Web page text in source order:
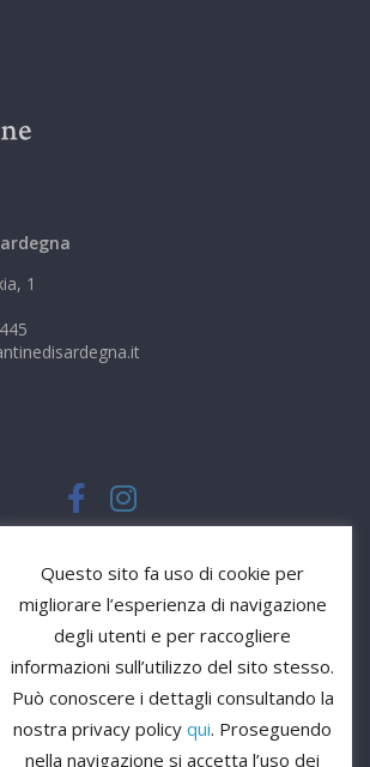
1
daDS Comunicazione
Questo sito fa uso di cookie per
migliorare l’esperienza di navigazione
degli utenti e per raccogliere
informazioni sull’utilizzo del sito stesso.
Può conoscere i dettagli consultando la
nostra privacy policy qui. Proseguendo
nella navigazione si accetta l’uso dei